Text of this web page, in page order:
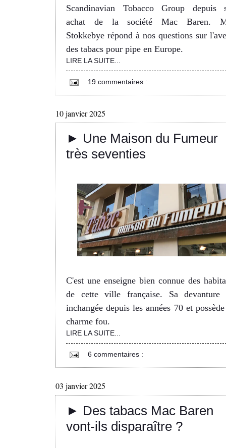
Scandinavian Tobacco Group depuis
achat de la société Mac Baren.
Stokkebye répond à nos questions sur
des tabacs pour pipe en Europe.
LIRE LA SUITE...
19 commentaires :
10 janvier 2025
► Une Maison du Fumeur
très seventies
C'est une enseigne bien connue des
de cette ville française. Sa devanture
inchangée depuis les années 70 et
charme fou.
LIRE LA SUITE...
6 commentaires :
03 janvier 2025
► Des tabacs Mac Baren
vont-ils disparaître ?